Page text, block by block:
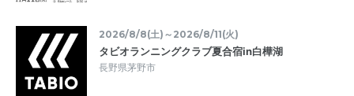
2026/8/8(土)～2026/8/11(火)
タビオランニングクラブ夏合宿in白樺湖
長野県茅野市